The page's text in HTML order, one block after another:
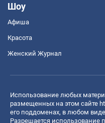
Шоу
Афиша
Красота
Женский Журнал
Использование любых
размещенных на этом сайте
его поддоменах, в любом
Разрешается использование